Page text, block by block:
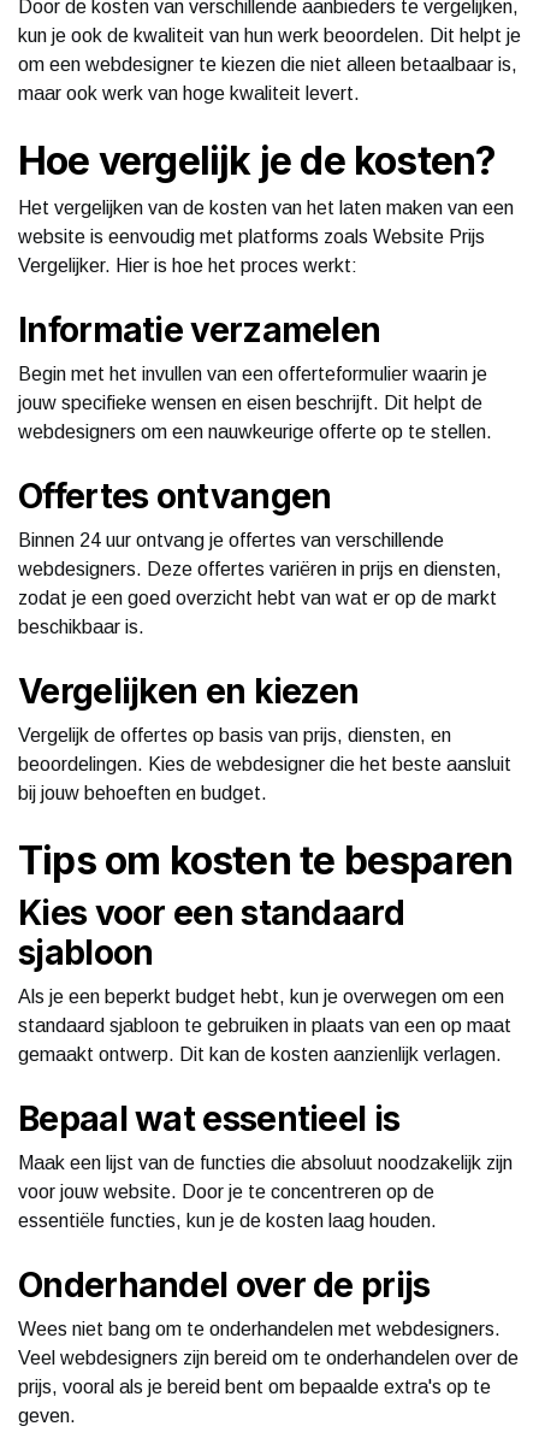
Door de kosten van verschillende aanbieders te vergelijken,
kun je ook de kwaliteit van hun werk beoordelen. Dit helpt je
om een webdesigner te kiezen die niet alleen betaalbaar is,
maar ook werk van hoge kwaliteit levert.
Hoe vergelijk je de kosten?
Het vergelijken van de kosten van het laten maken van een
website is eenvoudig met platforms zoals Website Prijs
Vergelijker. Hier is hoe het proces werkt:
Informatie verzamelen
Begin met het invullen van een offerteformulier waarin je
jouw specifieke wensen en eisen beschrijft. Dit helpt de
webdesigners om een nauwkeurige offerte op te stellen.
Offertes ontvangen
Binnen 24 uur ontvang je offertes van verschillende
webdesigners. Deze offertes variëren in prijs en diensten,
zodat je een goed overzicht hebt van wat er op de markt
beschikbaar is.
Vergelijken en kiezen
Vergelijk de offertes op basis van prijs, diensten, en
beoordelingen. Kies de webdesigner die het beste aansluit
bij jouw behoeften en budget.
Tips om kosten te besparen
Kies voor een standaard
sjabloon
Als je een beperkt budget hebt, kun je overwegen om een
standaard sjabloon te gebruiken in plaats van een op maat
gemaakt ontwerp. Dit kan de kosten aanzienlijk verlagen.
Bepaal wat essentieel is
Maak een lijst van de functies die absoluut noodzakelijk zijn
voor jouw website. Door je te concentreren op de
essentiële functies, kun je de kosten laag houden.
Onderhandel over de prijs
Wees niet bang om te onderhandelen met webdesigners.
Veel webdesigners zijn bereid om te onderhandelen over de
prijs, vooral als je bereid bent om bepaalde extra's op te
geven.